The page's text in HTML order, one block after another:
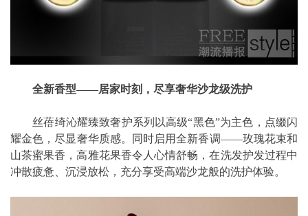
全新香型——居家时刻，尽享奢华沙龙级洗护
丝蓓绮沁耀臻致奢护系列以高级“黑色”为主色，点缀闪
耀金色，尽显奢华质感。同时启用全新香调——玫瑰花束和
山茶蜜果香，高雅花果香令人心情舒畅，在洗发护发过程中
冲散疲惫、沉浸放松，充分享受高端沙龙般的洗护体验。